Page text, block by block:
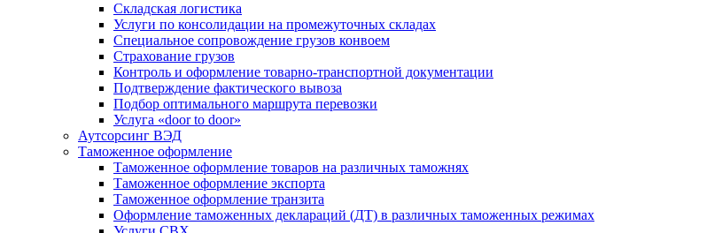
Складская логистика
Услуги по консолидации на промежуточных складах
Специальное сопровождение грузов конвоем
Страхование грузов
Контроль и оформление товарно-транспортной документации
Подтверждение фактического вывоза
Подбор оптимального маршрута перевозки
Услуга «door to door»
Аутсорсинг ВЭД
Таможенное оформление
Таможенное оформление товаров на различных таможнях
Таможенное оформление экспорта
Таможенное оформление транзита
Оформление таможенных деклараций (ДТ) в различных таможенных режимах